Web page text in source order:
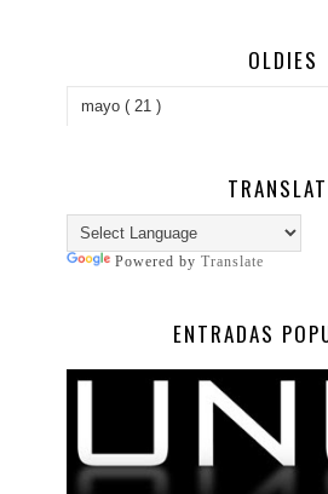
OLDIES
Powered by Translate
ENTRADAS